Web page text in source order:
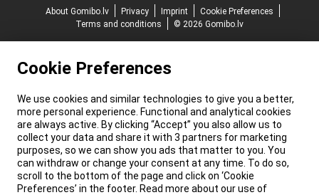
About Gomibo.lv
Privacy Imprint
Cookie Preferences
Terms and conditions
© 2026 Gomibo.lv
Cookie Preferences
We use cookies and similar technologies to give you a better,
more personal experience. Functional and analytical cookies
are always active. By clicking “Accept” you also allow us to
collect your data and share it with 3 partners for marketing
purposes, so we can show you ads that matter to you. You
can withdraw or change your consent at any time. To do so,
scroll to the bottom of the page and click on ‘Cookie
Preferences’ in the footer. Read more about our use of